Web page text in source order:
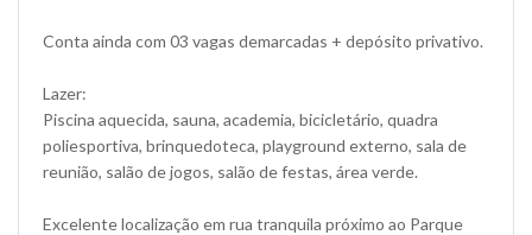
Conta ainda com 03 vagas demarcadas + depósito privativo.
Lazer:
Piscina aquecida, sauna, academia, bicicletário, quadra
poliesportiva, brinquedoteca, playground externo, sala de
reunião, salão de jogos, salão de festas, área verde.
Excelente localização em rua tranquila próximo ao Parque